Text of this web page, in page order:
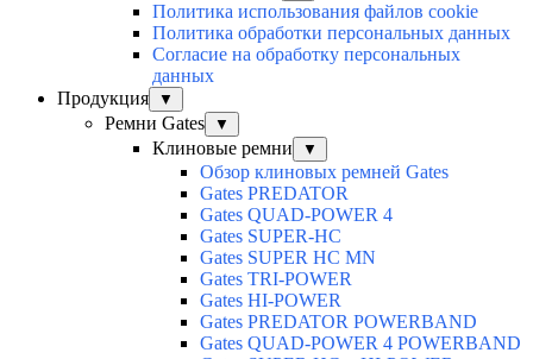
Политика использования файлов cookie
Политика обработки персональных данных
Согласие на обработку персональных
данных
Продукция
▼
Ремни Gates ▼
Клиновые ремни ▼
Обзор клиновых ремней Gates
Gates PREDATOR
Gates QUAD-POWER 4
Gates SUPER-HC
Gates SUPER HC MN
Gates TRI-POWER
Gates HI-POWER
Gates PREDATOR POWERBAND
Gates QUAD-POWER 4 POWERBAND